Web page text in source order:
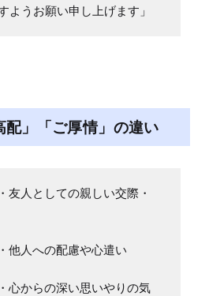
ようお願い申し上げます」
配」「ご厚情」の違い
人としての親しい交際・
他人への配慮や心遣い
心からの深い思いやりの気